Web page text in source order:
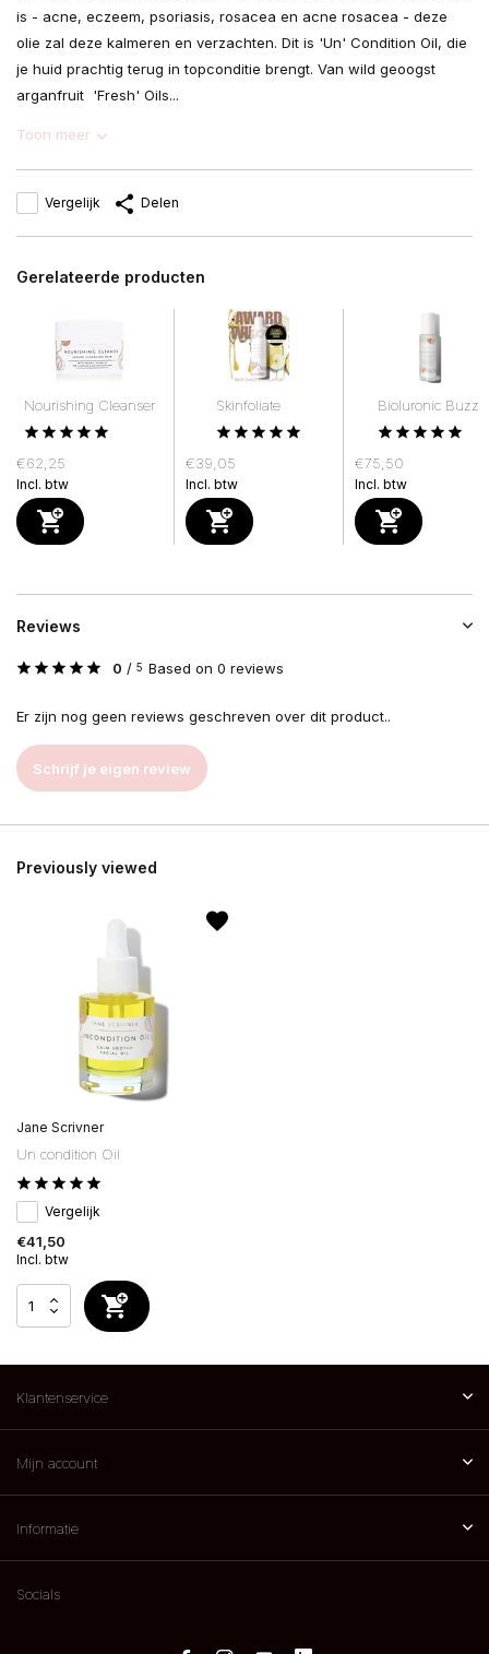
is - acne, eczeem, psoriasis, rosacea en acne rosacea - deze
olie zal deze kalmeren en verzachten. Dit is 'Un' Condition Oil, die
je huid prachtig terug in topconditie brengt. Van wild geoogst
arganfruit 'Fresh' Oils...
Toon meer
Vergelijk Delen
Gerelateerde producten
Nourishing Cleanser
€62,25
Incl. btw
Skinfoliate
€39,05
Incl. btw
Bioluronic Buzz
€75,50
Incl. btw
Reviews
0 / 5 Based on 0 reviews
Er zijn nog geen reviews geschreven over dit product..
Schrijf je eigen review
Previously viewed
Jane Scrivner
Un condition Oil
Vergelijk
€41,50
Incl. btw
Klantenservice
Mijn account
Informatie
Socials